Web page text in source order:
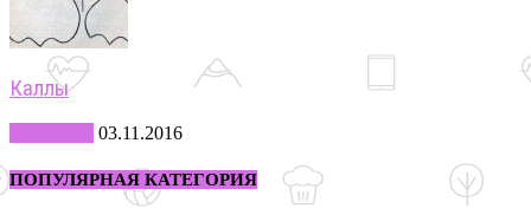
Каллы
03.11.2016
ПОПУЛЯРНАЯ КАТЕГОРИЯ